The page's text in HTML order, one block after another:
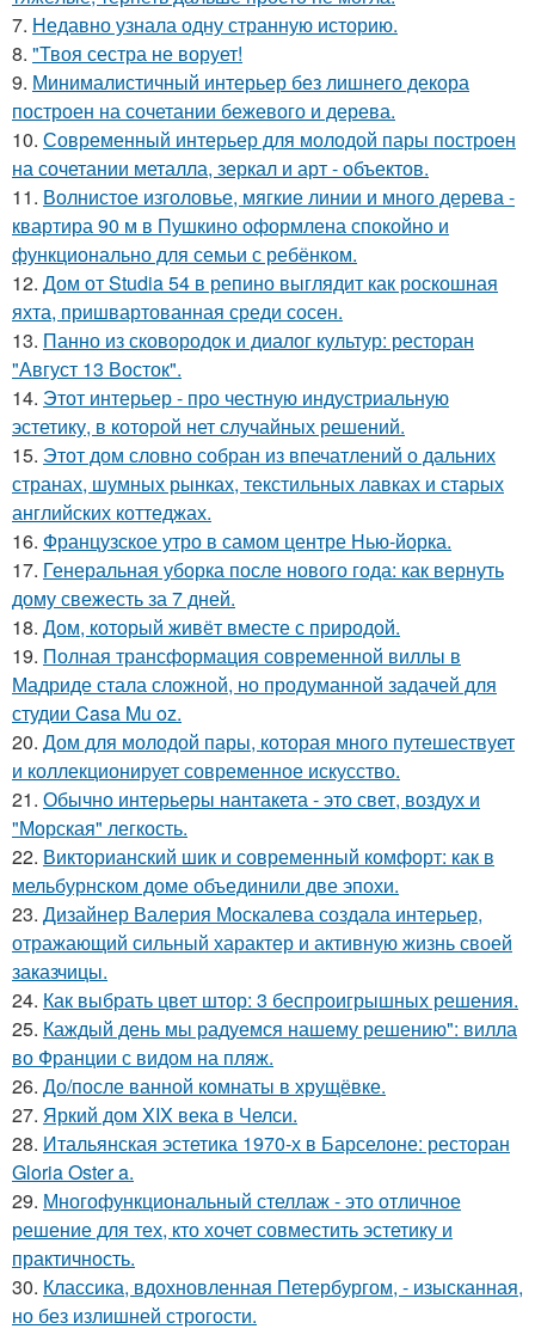
7. Недавно узнала одну странную историю.
8. "Твоя сестра не ворует!
9. Минималистичный интерьер без лишнего декора
построен на сочетании бежевого и дерева.
10. Современный интерьер для молодой пары построен
на сочетании металла, зеркал и арт - объектов.
11. Волнистое изголовье, мягкие линии и много дерева -
квартира 90 м в Пушкино оформлена спокойно и
функционально для семьи с ребёнком.
12. Дом от Studia 54 в репино выглядит как роскошная
яхта, пришвартованная среди сосен.
13. Панно из сковородок и диалог культур: ресторан
"Август 13 Восток".
14. Этот интерьер - про честную индустриальную
эстетику, в которой нет случайных решений.
15. Этот дом словно собран из впечатлений о дальних
странах, шумных рынках, текстильных лавках и старых
английских коттеджах.
16. Французское утро в самом центре Нью-йорка.
17. Генеральная уборка после нового года: как вернуть
дому свежесть за 7 дней.
18. Дом, который живёт вместе с природой.
19. Полная трансформация современной виллы в
Мадриде стала сложной, но продуманной задачей для
студии Casa Mu oz.
20. Дом для молодой пары, которая много путешествует
и коллекционирует современное искусство.
21. Обычно интерьеры нантакета - это свет, воздух и
"Морская" легкость.
22. Викторианский шик и современный комфорт: как в
мельбурнском доме объединили две эпохи.
23. Дизайнер Валерия Москалева создала интерьер,
отражающий сильный характер и активную жизнь своей
заказчицы.
24. Как выбрать цвет штор: 3 беспроигрышных решения.
25. Каждый день мы радуемся нашему решению": вилла
во Франции с видом на пляж.
26. До/после ванной комнаты в хрущёвке.
27. Яркий дом XIX века в Челси.
28. Итальянская эстетика 1970-х в Барселоне: ресторан
Gloria Oster a.
29. Многофункциональный стеллаж - это отличное
решение для тех, кто хочет совместить эстетику и
практичность.
30. Классика, вдохновленная Петербургом, - изысканная,
но без излишней строгости.